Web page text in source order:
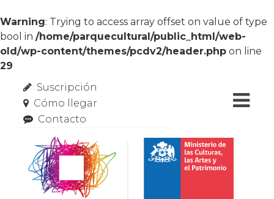
Warning: Trying to access array offset on value of type
bool in /home/parquecultural/public_html/web-
old/wp-content/themes/pcdv2/header.php on line
29
Suscripción
Cómo llegar
Contacto